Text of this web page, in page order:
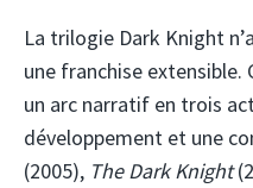
La trilogie Dark Knight
une franchise
un arc narratif en trois
développement et une
(2005), The Dark Knight